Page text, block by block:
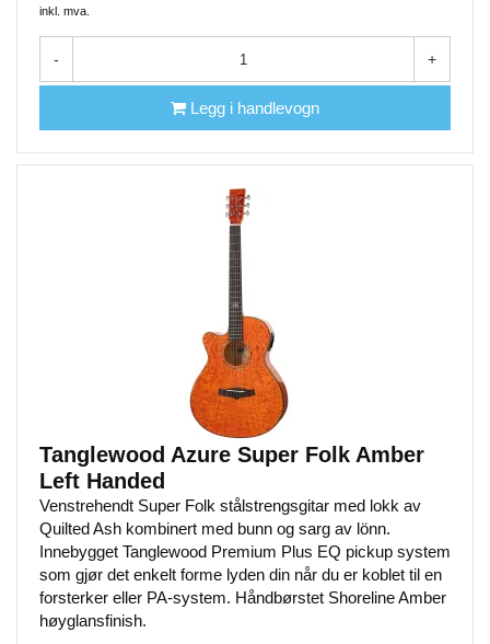
inkl. mva.
- +
Legg i handlevogn
Tanglewood Azure Super Folk Amber
Left Handed
Venstrehendt Super Folk stålstrengsgitar med lokk av
Quilted Ash kombinert med bunn og sarg av lönn.
Innebygget Tanglewood Premium Plus EQ pickup system
som gjør det enkelt forme lyden din når du er koblet til en
forsterker eller PA-system. Håndbørstet Shoreline Amber
høyglansfinish.